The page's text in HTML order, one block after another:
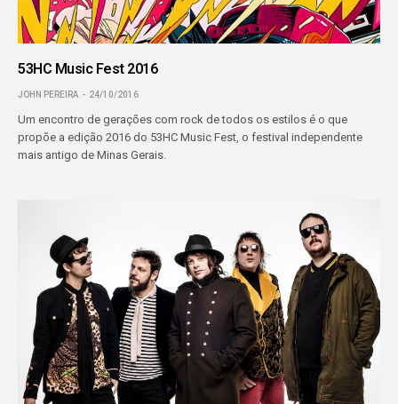
53HC Music Fest 2016
JOHN PEREIRA 24/10/2016
Um encontro de gerações com rock de todos os estilos é o que
propõe a edição 2016 do 53HC Music Fest, o festival independente
mais antigo de Minas Gerais.